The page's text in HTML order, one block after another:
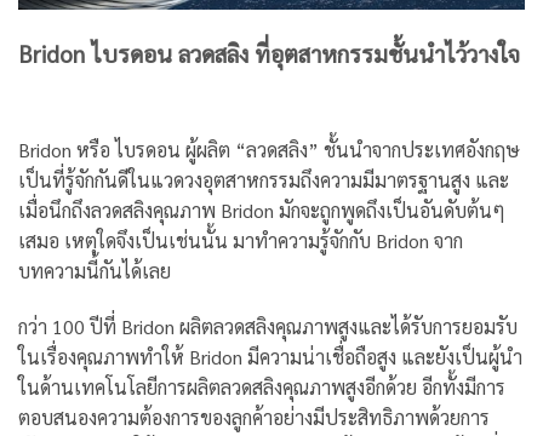
Bridon ไบรดอน ลวดสลิง ที่อุตสาหกรรมชั้นนำไว้วางใจ
Bridon หรือ ไบรดอน ผู้ผลิต “ลวดสลิง” ชั้นนำจากประเทศอังกฤษ
เป็นที่รู้จักกันดีในแวดวงอุตสาหกรรมถึงความมีมาตรฐานสูง และ
เมื่อนึกถึงลวดสลิงคุณภาพ Bridon มักจะถูกพูดถึงเป็นอันดับต้นๆ
เสมอ เหตุใดจึงเป็นเช่นนั้น มาทำความรู้จักกับ Bridon จาก
บทความนี้กันได้เลย
กว่า 100 ปีที่ Bridon ผลิตลวดสลิงคุณภาพสูงและได้รับการยอมรับ
ในเรื่องคุณภาพทำให้ Bridon มีความน่าเชื่อถือสูง และยังเป็นผู้นำ
ในด้านเทคโนโลยีการผลิตลวดสลิงคุณภาพสูงอีกด้วย อีกทั้งมีการ
ตอบสนองความต้องการของลูกค้าอย่างมีประสิทธิภาพด้วยการ